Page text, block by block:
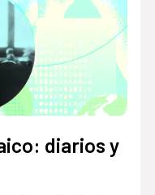
diarios y